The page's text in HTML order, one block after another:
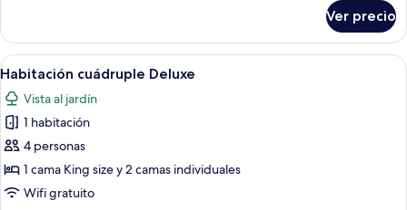
doble
Deluxe
Ver precio
Abrir
todas
las
fotos
de
Habitación
cuádruple
Un dormitorio con cama,
1
Habitación cuádruple Deluxe
Vista al jardín
1 habitación
4 personas
1 cama King size y 2 camas individuales
Wifi gratuito